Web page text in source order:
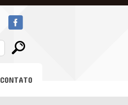
CONTATO